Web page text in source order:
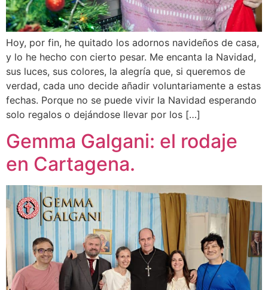
Hoy, por fin, he quitado los adornos navideños de casa,
y lo he hecho con cierto pesar. Me encanta la Navidad,
sus luces, sus colores, la alegría que, si queremos de
verdad, cada uno decide añadir voluntariamente a estas
fechas. Porque no se puede vivir la Navidad esperando
solo regalos o dejándose llevar por los […]
Gemma Galgani: el rodaje
en Cartagena.